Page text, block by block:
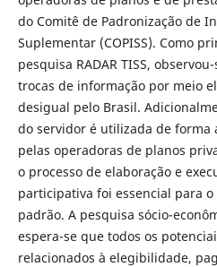
do Comitê de Padronização de
Suplementar (COPISS). Como
pesquisa RADAR TISS,
trocas de informação por meio
desigual pelo Brasil.
do servidor é utilizada de
pelas operadoras de planos
o processo de elaboração e
participativa foi essencial para
padrão. A pesquisa sócio-
espera-se que todos os
relacionados à elegibilidade,